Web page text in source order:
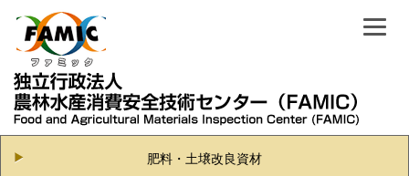
肥料・土壌改良資材